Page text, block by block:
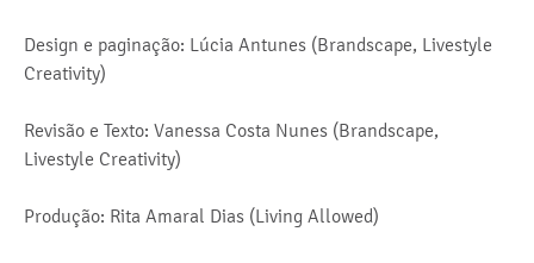
Design e paginação: Lúcia Antunes (Brandscape, Livestyle
Creativity)
Revisão e Texto: Vanessa Costa Nunes (Brandscape,
Livestyle Creativity)
Produção: Rita Amaral Dias (Living Allowed)